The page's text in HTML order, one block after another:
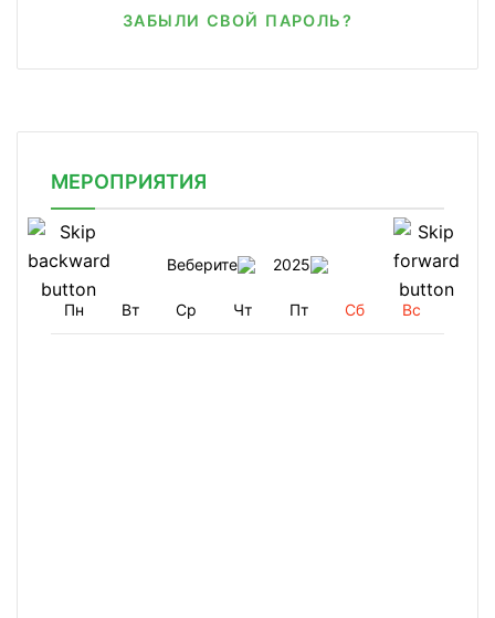
ЗАБЫЛИ СВОЙ ПАРОЛЬ?
МЕРОПРИЯТИЯ
Веберите 2025
Пн Вт Ср Чт Пт Сб Вс